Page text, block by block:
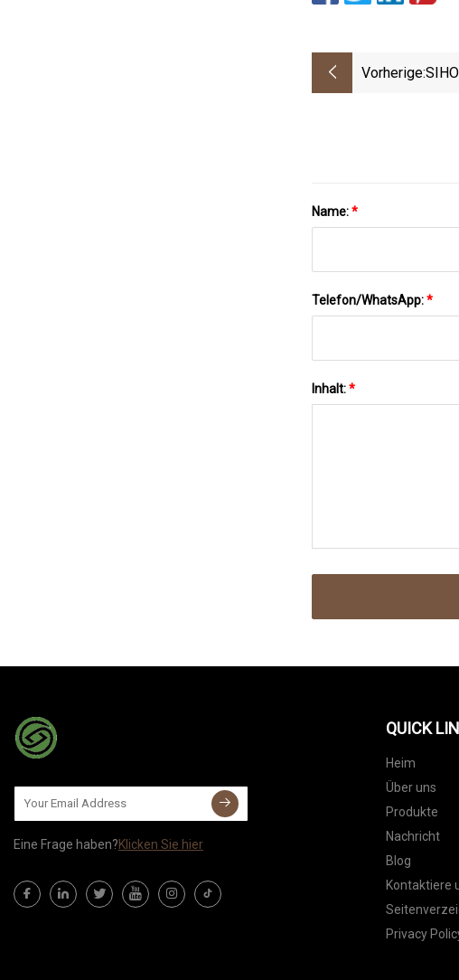
Vorherige:
Name:*
Telefon/WhatsApp:*
Inhalt:*
Eine Frage haben?Klicken Sie hier
QUICK
Heim
Über uns
Produkte
Nachricht
Blog
Kontaktiere
Privacy